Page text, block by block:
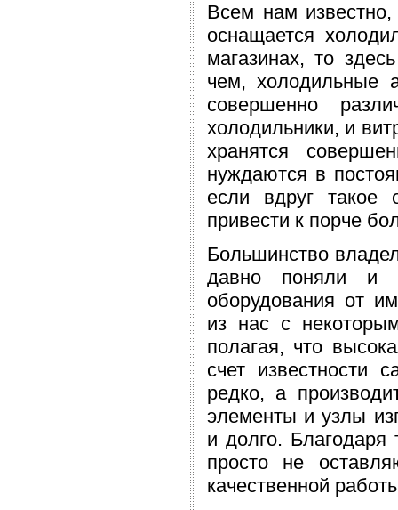
Всем нам
оснащается
магазинах, то
чем, холодильные
совершенно
холодильники, и
хранятся
нуждаются в
если вдруг такое
привести к порче
Большинство
давно поняли и
оборудования от
из нас с
полагая, что
счет известности
редко, а
элементы и узлы
и долго. Благодаря
просто не
качественной